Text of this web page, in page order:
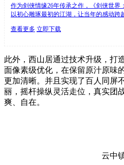
作为剑侠情缘26年传承之作，《剑侠世界
以初心雕琢最初的江湖，让当年的感动跨
查看更多 立即下载
此外，西山居通过技术升级，打
面像素级优化，在保留原汁原味
更加清晰。并且实现了百人同屏
丽，摇杆操纵灵活走位，真实团
爽、自在。
云中